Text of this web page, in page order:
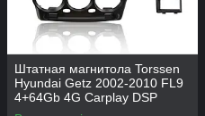
Штатная магнитола Torssen
Hyundai Getz 2002-2010 FL9
4+64Gb 4G Carplay DSP